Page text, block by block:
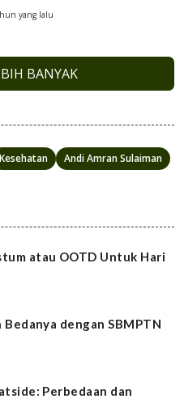
yang lalu
BANYAK
Kesehatan
Andi Amran Sulaiman
atau OOTD Untuk Hari
Bedanya dengan SBMPTN
Perbedaan dan